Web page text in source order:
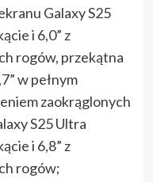
Galaxy S25
i 6,0” z
rogów, przekątna
w pełnym
zaokrąglonych
S25 Ultra
i 6,8” z
rogów;